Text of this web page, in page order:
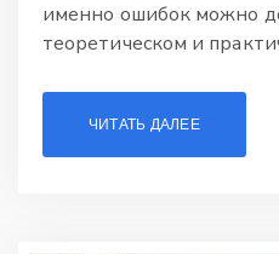
именно ошибок можно
теоретическом и
прощаются. Расскажем,
заваливают экзамен и
тем, кто готовится к
ЧИТАТЬ ДАЛЕЕ